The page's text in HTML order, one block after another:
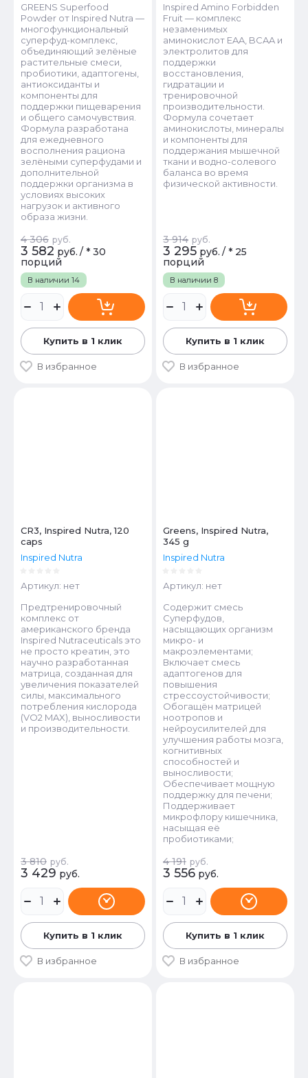
GREENS Superfood
Powder от Inspired Nutra —
многофункциональный
суперфуд-комплекс,
объединяющий зелёные
растительные смеси,
пробиотики, адаптогены,
антиоксиданты и
компоненты для
поддержки пищеварения
и общего самочувствия.
Формула разработана
для ежедневного
восполнения рациона
зелёными суперфудами и
дополнительной
поддержки организма в
условиях высоких
нагрузок и активного
образа жизни.
В наличии 14
4 306 руб.
3 582 руб. / * 30
порций
Купить в 1 клик
В избранное
Inspired Amino Forbidden
Fruit — комплекс
незаменимых
аминокислот EAA, BCAA и
электролитов для
поддержки
восстановления,
гидратации и
тренировочной
производительности.
Формула сочетает
аминокислоты, минералы
и компоненты для
поддержания мышечной
ткани и водно-солевого
баланса во время
физической активности.
В наличии 8
3 914 руб.
3 295 руб. / * 25
порций
Купить в 1 клик
В избранное
CR3, Inspired Nutra, 120
caps
Inspired Nutra
Артикул: нет
Предтренировочный
комплекс от
американского бренда
Inspired Nutraceuticals это
не просто креатин, это
научно разработанная
матрица, созданная для
увеличения показателей
силы, максимального
потребления кислорода
(VO2 MAX), выносливости
и производительности.
3 810 руб.
3 429 руб.
Купить в 1 клик
В избранное
Greens, Inspired Nutra,
345 g
Inspired Nutra
Артикул: нет
Содержит смесь
Суперфудов,
насыщающих организм
микро- и
макроэлементами;
Включает смесь
адаптогенов для
повышения
стрессоустойчивости;
Обогащён матрицей
ноотропов и
нейроусилителей для
улучшения работы мозга,
когнитивных
способностей и
выносливости;
Обеспечивает мощную
поддержку для печени;
Поддерживает
микрофлору кишечника,
насыщая её
пробиотиками;
4 191 руб.
3 556 руб.
Купить в 1 клик
В избранное